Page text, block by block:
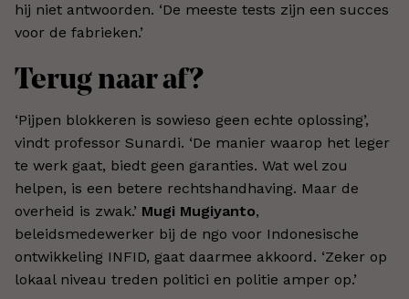
hij niet antwoorden. ‘De meeste tests zijn een succes
voor de fabrieken.’
Terug naar af?
‘Pijpen blokkeren is sowieso geen echte oplossing’,
vindt professor Sunardi. ‘De manier waarop het leger
te werk gaat, biedt geen garanties. Wat wel zou
helpen, is een betere rechtshandhaving. Maar de
overheid is zwak.’ Mugi Mugiyanto,
beleidsmedewerker bij de ngo voor Indonesische
ontwikkeling INFID, gaat daarmee akkoord. ‘Zeker op
lokaal niveau treden politici en politie amper op.’